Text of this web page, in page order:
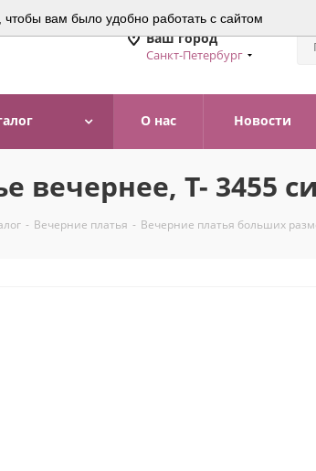
вам было удобно работать с сайтом
Ваш город
Санкт-Петербург
О нас Новости
вечернее, Т- 3455
- Вечерние платья - Вечерние платья больших